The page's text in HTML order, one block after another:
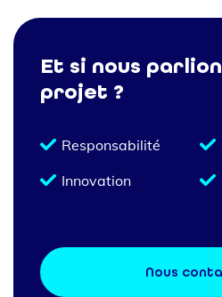
Et si nous
projet ?
Responsabilité
Innovation
Nous